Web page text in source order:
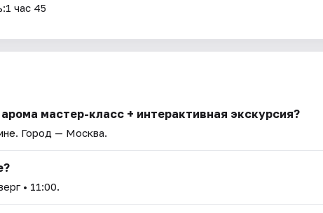
час 45
мастер-класс + интерактивная экскурсия?
. Город — Москва.
• 11:00.